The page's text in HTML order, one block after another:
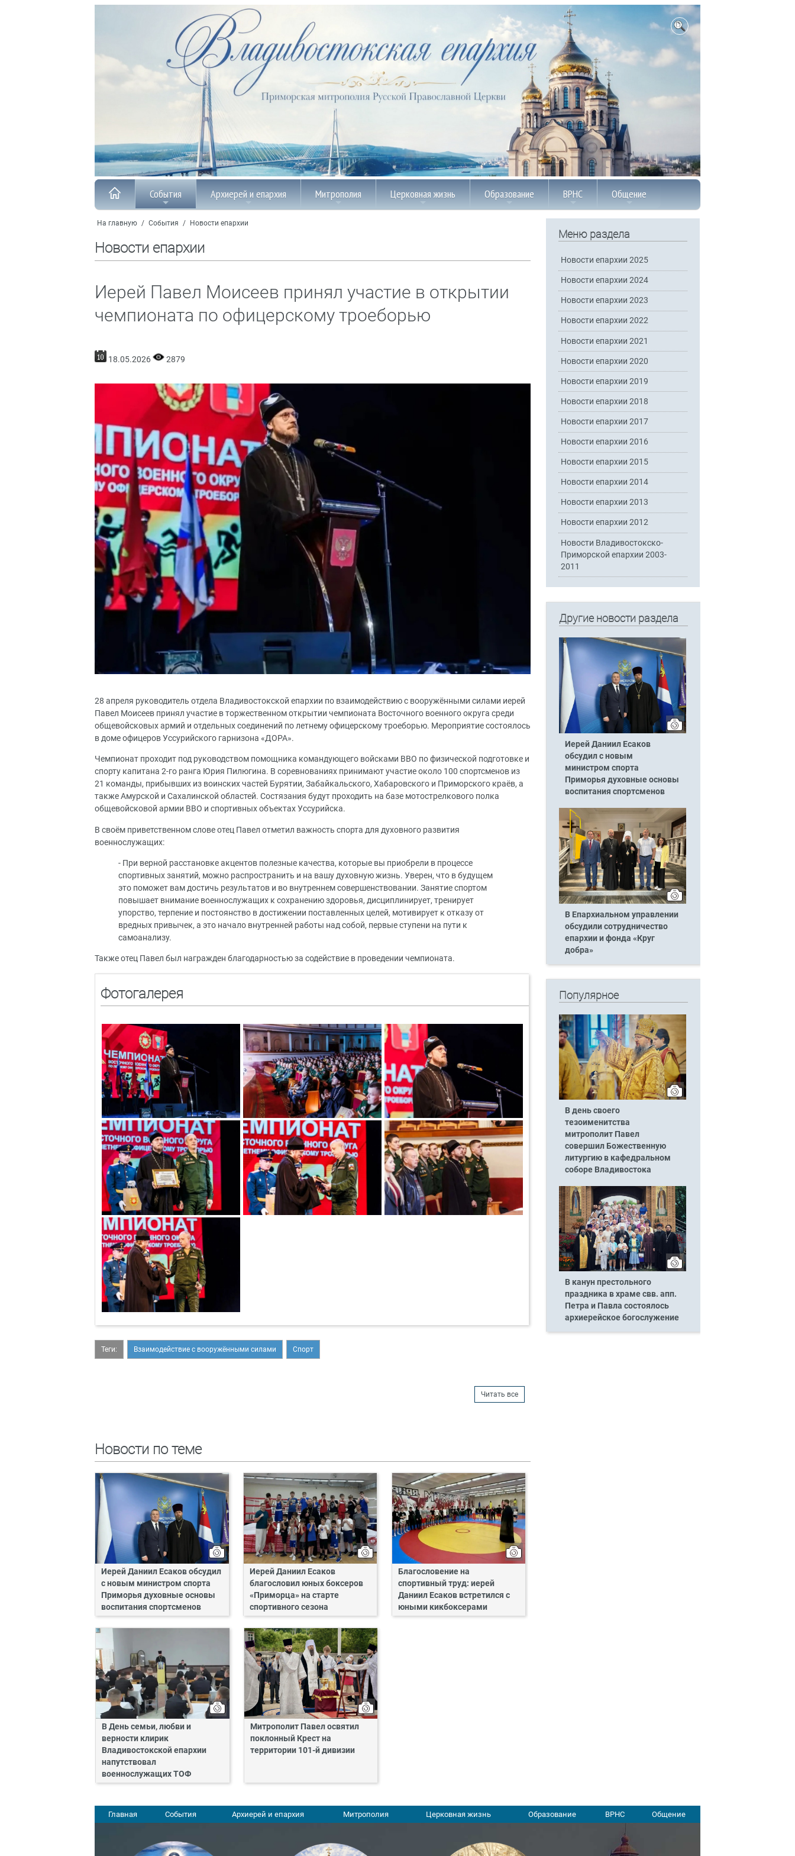
События Архиерей и епархия Митрополия Церковная жизнь Образование ВРНС Общение
На главную / События / Новости епархии
Новости епархии
Иерей Павел Моисеев принял участие в открытии
чемпионата по офицерскому троеборью
18.05.2026 2879
28 апреля руководитель отдела Владивостокской епархии по взаимодействию с вооружёнными силами иерей
Павел Моисеев принял участие в торжественном открытии чемпионата Восточного военного округа среди
общевойсковых армий и отдельных соединений по летнему офицерскому троеборью. Мероприятие состоялось
в доме офицеров Уссурийского гарнизона «ДОРА».
Чемпионат проходит под руководством помощника командующего войсками ВВО по физической подготовке и
спорту капитана 2-го ранга Юрия Пилюгина. В соревнованиях принимают участие около 100 спортсменов из
21 команды, прибывших из воинских частей Бурятии, Забайкальского, Хабаровского и Приморского краёв, а
также Амурской и Сахалинской областей. Состязания будут проходить на базе мотострелкового полка
общевойсковой армии ВВО и спортивных объектах Уссурийска.
В своём приветственном слове отец Павел отметил важность спорта для духовного развития
военнослужащих:
- При верной расстановке акцентов полезные качества, которые вы приобрели в процессе
спортивных занятий, можно распространить и на вашу духовную жизнь. Уверен, что в будущем
это поможет вам достичь результатов и во внутреннем совершенствовании. Занятие спортом
повышает внимание военнослужащих к сохранению здоровья, дисциплинирует, тренирует
упорство, терпение и постоянство в достижении поставленных целей, мотивирует к отказу от
вредных привычек, а это начало внутренней работы над собой, первые ступени на пути к
самоанализу.
Также отец Павел был награжден благодарностью за содействие в проведении чемпионата.
Фотогалерея
Теги: Взаимодействие с вооружёнными силами Спорт
Читать все
Новости по теме
Иерей Даниил Есаков обсудил
с новым министром спорта
Приморья духовные основы
воспитания спортсменов
Иерей Даниил Есаков
благословил юных боксеров
«Приморца» на старте
спортивного сезона
Благословение на
спортивный труд: иерей
Даниил Есаков встретился с
юными кикбоксерами
В День семьи, любви и
верности клирик
Владивостокской епархии
напутствовал
военнослужащих ТОФ
Митрополит Павел освятил
поклонный Крест на
территории 101-й дивизии
Меню раздела
Новости епархии 2025
Новости епархии 2024
Новости епархии 2023
Новости епархии 2022
Новости епархии 2021
Новости епархии 2020
Новости епархии 2019
Новости епархии 2018
Новости епархии 2017
Новости епархии 2016
Новости епархии 2015
Новости епархии 2014
Новости епархии 2013
Новости епархии 2012
Новости Владивостокско-
Приморской епархии 2003-
2011
Другие новости раздела
Иерей Даниил Есаков
обсудил с новым
министром спорта
Приморья духовные основы
воспитания спортсменов
В Епархиальном управлении
обсудили сотрудничество
епархии и фонда «Круг
добра»
Популярное
В день своего
тезоименитства
митрополит Павел
совершил Божественную
литургию в кафедральном
соборе Владивостока
В канун престольного
праздника в храме свв. апп.
Петра и Павла состоялось
архиерейское богослужение
Главная События Архиерей и епархия Митрополия Церковная жизнь Образование ВРНС Общение